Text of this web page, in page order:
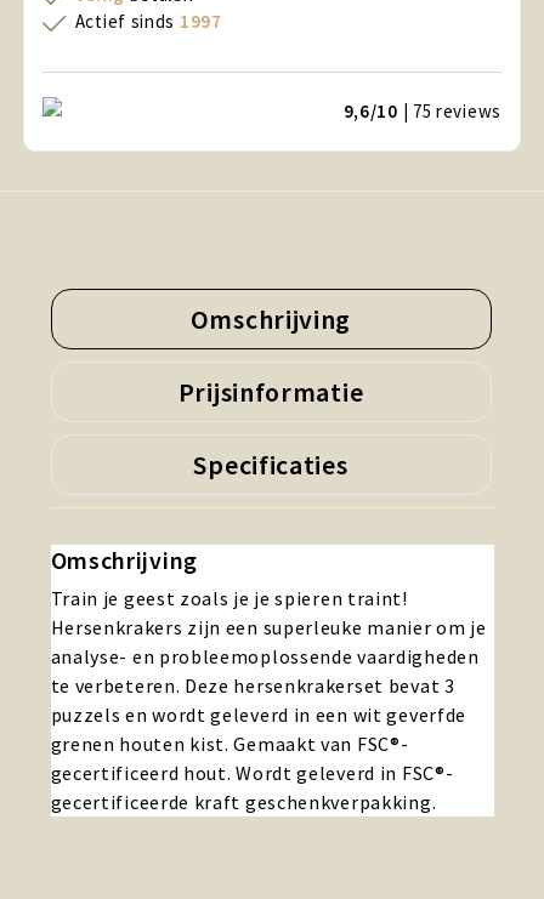
Actief sinds 1997
9,6/10 | 75reviews
Omschrijving
Prijsinformatie
Specificaties
Omschrijving
Train je geest zoals je je spieren traint!
Hersenkrakers zijn een superleuke manier om je
analyse- en probleemoplossende vaardigheden
te verbeteren. Deze hersenkrakerset bevat 3
puzzels en wordt geleverd in een wit geverfde
grenen houten kist. Gemaakt van FSC®-
gecertificeerd hout. Wordt geleverd in FSC®-
gecertificeerde kraft geschenkverpakking.